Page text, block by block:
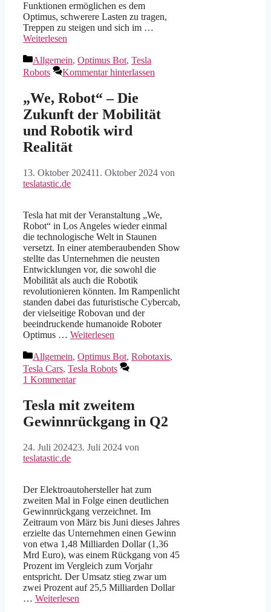
Funktionen ermöglichen es dem
Optimus, schwerere Lasten zu tragen,
Treppen zu steigen und sich im …
Weiterlesen
Kategorien
Allgemein, Optimus Bot, Tesla
Robots
Kommentar hinterlassen
„We, Robot“ – Die
Zukunft der Mobilität
und Robotik wird
Realität
13. Oktober 202411. Oktober 2024 von
teslatastic.de
Tesla hat mit der Veranstaltung „We,
Robot“ in Los Angeles wieder einmal
die technologische Welt in Staunen
versetzt. In einer atemberaubenden Show
stellte das Unternehmen die neusten
Entwicklungen vor, die sowohl die
Mobilität als auch die Robotik
revolutionieren könnten. Im Rampenlicht
standen dabei das futuristische Cybercab,
der vielseitige Robovan und der
beeindruckende humanoide Roboter
Optimus … Weiterlesen
Kategorien
Allgemein, Optimus Bot, Robotaxis,
Tesla Cars, Tesla Robots
1 Kommentar
Tesla mit zweitem
Gewinnrückgang in Q2
24. Juli 202423. Juli 2024 von
teslatastic.de
Der Elektroautohersteller hat zum
zweiten Mal in Folge einen deutlichen
Gewinnrückgang verzeichnet. Im
Zeitraum von März bis Juni dieses Jahres
erzielte das Unternehmen einen Gewinn
von etwa 1,48 Milliarden Dollar (1,36
Mrd Euro), was einem Rückgang von 45
Prozent im Vergleich zum Vorjahr
entspricht. Der Umsatz stieg zwar um
zwei Prozent auf 25,5 Milliarden Dollar
… Weiterlesen